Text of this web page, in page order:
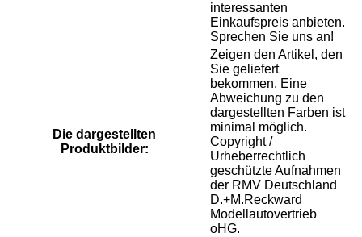
interessanten
Einkaufspreis anbieten.
Sprechen Sie uns an!
Die dargestellten
Produktbilder:
Zeigen den Artikel, den
Sie geliefert
bekommen. Eine
Abweichung zu den
dargestellten Farben ist
minimal möglich.
Copyright /
Urheberrechtlich
geschützte Aufnahmen
der RMV Deutschland
D.+M.Reckward
Modellautovertrieb
oHG.